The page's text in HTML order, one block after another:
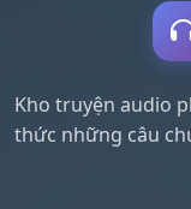
Kho truyện audio
thức những câu